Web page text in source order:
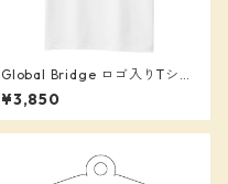
Global Bridge ロゴ入りTシャ
ツ
¥3,850